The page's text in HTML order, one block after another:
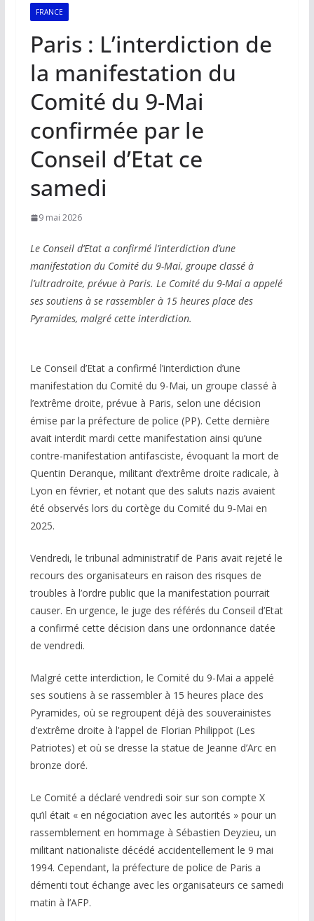
FRANCE
Paris : L’interdiction de
la manifestation du
Comité du 9-Mai
confirmée par le
Conseil d’Etat ce
samedi
9 mai 2026
Le Conseil d’Etat a confirmé l’interdiction d’une
manifestation du Comité du 9-Mai, groupe classé à
l’ultradroite, prévue à Paris. Le Comité du 9-Mai a appelé
ses soutiens à se rassembler à 15 heures place des
Pyramides, malgré cette interdiction.
Le Conseil d’Etat a confirmé l’interdiction d’une
manifestation du Comité du 9-Mai, un groupe classé à
l’extrême droite, prévue à Paris, selon une décision
émise par la préfecture de police (PP). Cette dernière
avait interdit mardi cette manifestation ainsi qu’une
contre-manifestation antifasciste, évoquant la mort de
Quentin Deranque, militant d’extrême droite radicale, à
Lyon en février, et notant que des saluts nazis avaient
été observés lors du cortège du Comité du 9-Mai en
2025.
Vendredi, le tribunal administratif de Paris avait rejeté le
recours des organisateurs en raison des risques de
troubles à l’ordre public que la manifestation pourrait
causer. En urgence, le juge des référés du Conseil d’Etat
a confirmé cette décision dans une ordonnance datée
de vendredi.
Malgré cette interdiction, le Comité du 9-Mai a appelé
ses soutiens à se rassembler à 15 heures place des
Pyramides, où se regroupent déjà des souverainistes
d’extrême droite à l’appel de Florian Philippot (Les
Patriotes) et où se dresse la statue de Jeanne d’Arc en
bronze doré.
Le Comité a déclaré vendredi soir sur son compte X
qu’il était « en négociation avec les autorités » pour un
rassemblement en hommage à Sébastien Deyzieu, un
militant nationaliste décédé accidentellement le 9 mai
1994. Cependant, la préfecture de police de Paris a
démenti tout échange avec les organisateurs ce samedi
matin à l’AFP.